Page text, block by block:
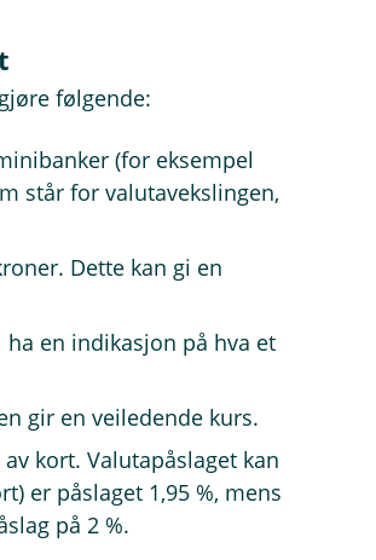
følgende:
(for eksempel
står for valutavekslingen,
Dette kan gi en
en indikasjon på hva et
gir en veiledende kurs.
kort. Valutapåslaget kan
er påslaget 1,95 %, mens
på 2 %.